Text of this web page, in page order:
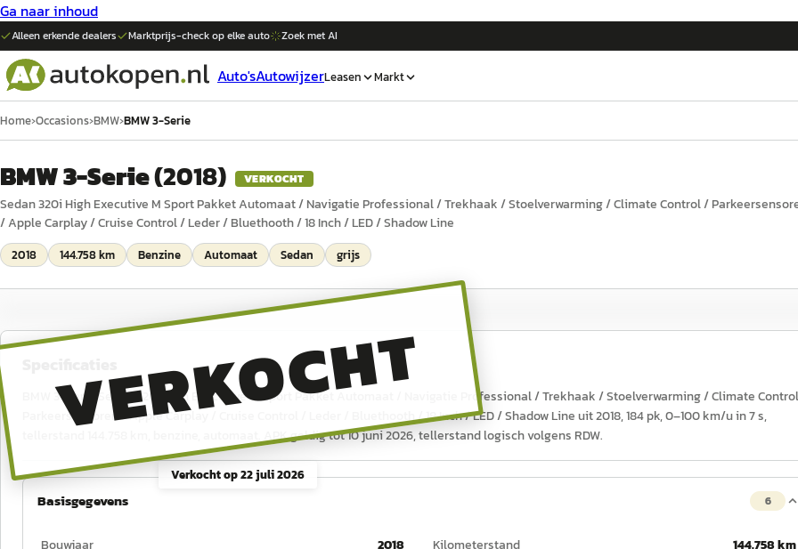
Ga naar inhoud
Alleen erkende dealers Marktprijs-check op elkeauto Zoek met AI
Auto'sAutowijzerLeasen Markt
Home›Occasions›BMW›BMW 3-Serie
BMW 3-Serie(2018) VERKOCHT
Sedan 320i High Executive M Sport Pakket Automaat / Navigatie Professional / Trekhaak / Stoelverwarming / Climate Control /
/ Apple Carplay / Cruise Control / Leder / Bluethooth / 18 Inch / LED / Shadow Line
2018 144.758 km Benzine Automaat Sedan grijs
VERKOCHT
Verkocht op22 juli 2026
BMW 3-Serie Sedan 320i High Executive M Sport Pakket Automaat / Navigatie Professional / Trekhaak / Stoelverwarming / Climate
Parkeersensoren / Apple Carplay / Cruise Control / Leder / Bluethooth / 18 Inch / LED / Shadow Line uit 2018, 184 pk, 0–100 km/u in 7 s,
tellerstand 144.758 km, benzine, automaat. APK geldig tot 10 juni 2026, tellerstand logisch volgens RDW.
Basisgegevens 6
Bouwjaar 2018 Kilometerstand
144.758 km